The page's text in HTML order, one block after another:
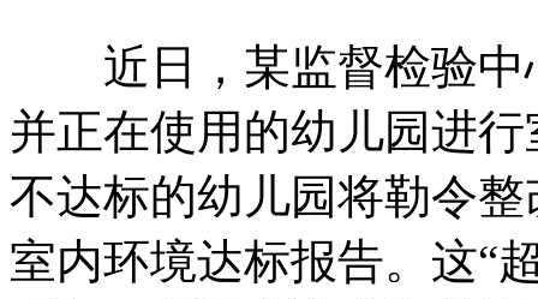
近日，某监督检验中
并正在使用的幼儿园进
不达标的幼儿园将勒令
室内环境达标报告。这“